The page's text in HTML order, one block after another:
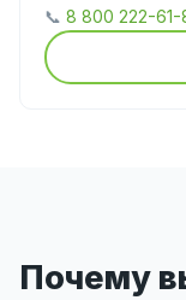
📞 8 800 222-61-
Почему